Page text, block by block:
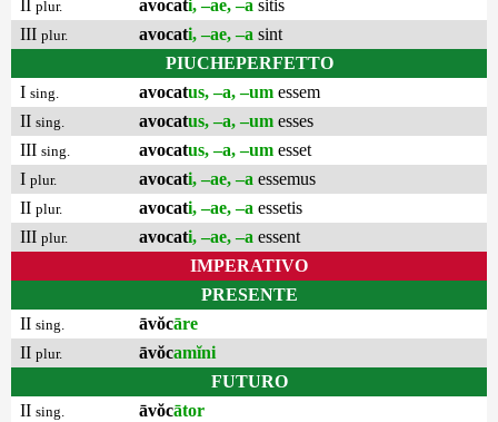
plur. avocati, –ae, –a sitis
III plur. avocati, –ae, –a sint
PIUCHEPERFETTO
I sing. avocatus, –a, –um essem
II sing. avocatus, –a, –um esses
III sing. avocatus, –a, –um esset
I plur. avocati, –ae, –a essemus
II plur. avocati, –ae, –a essetis
III plur. avocati, –ae, –a essent
IMPERATIVO
PRESENTE
II sing. āvŏcāre
II plur. āvŏcamĭni
FUTURO
II sing. āvŏcātor